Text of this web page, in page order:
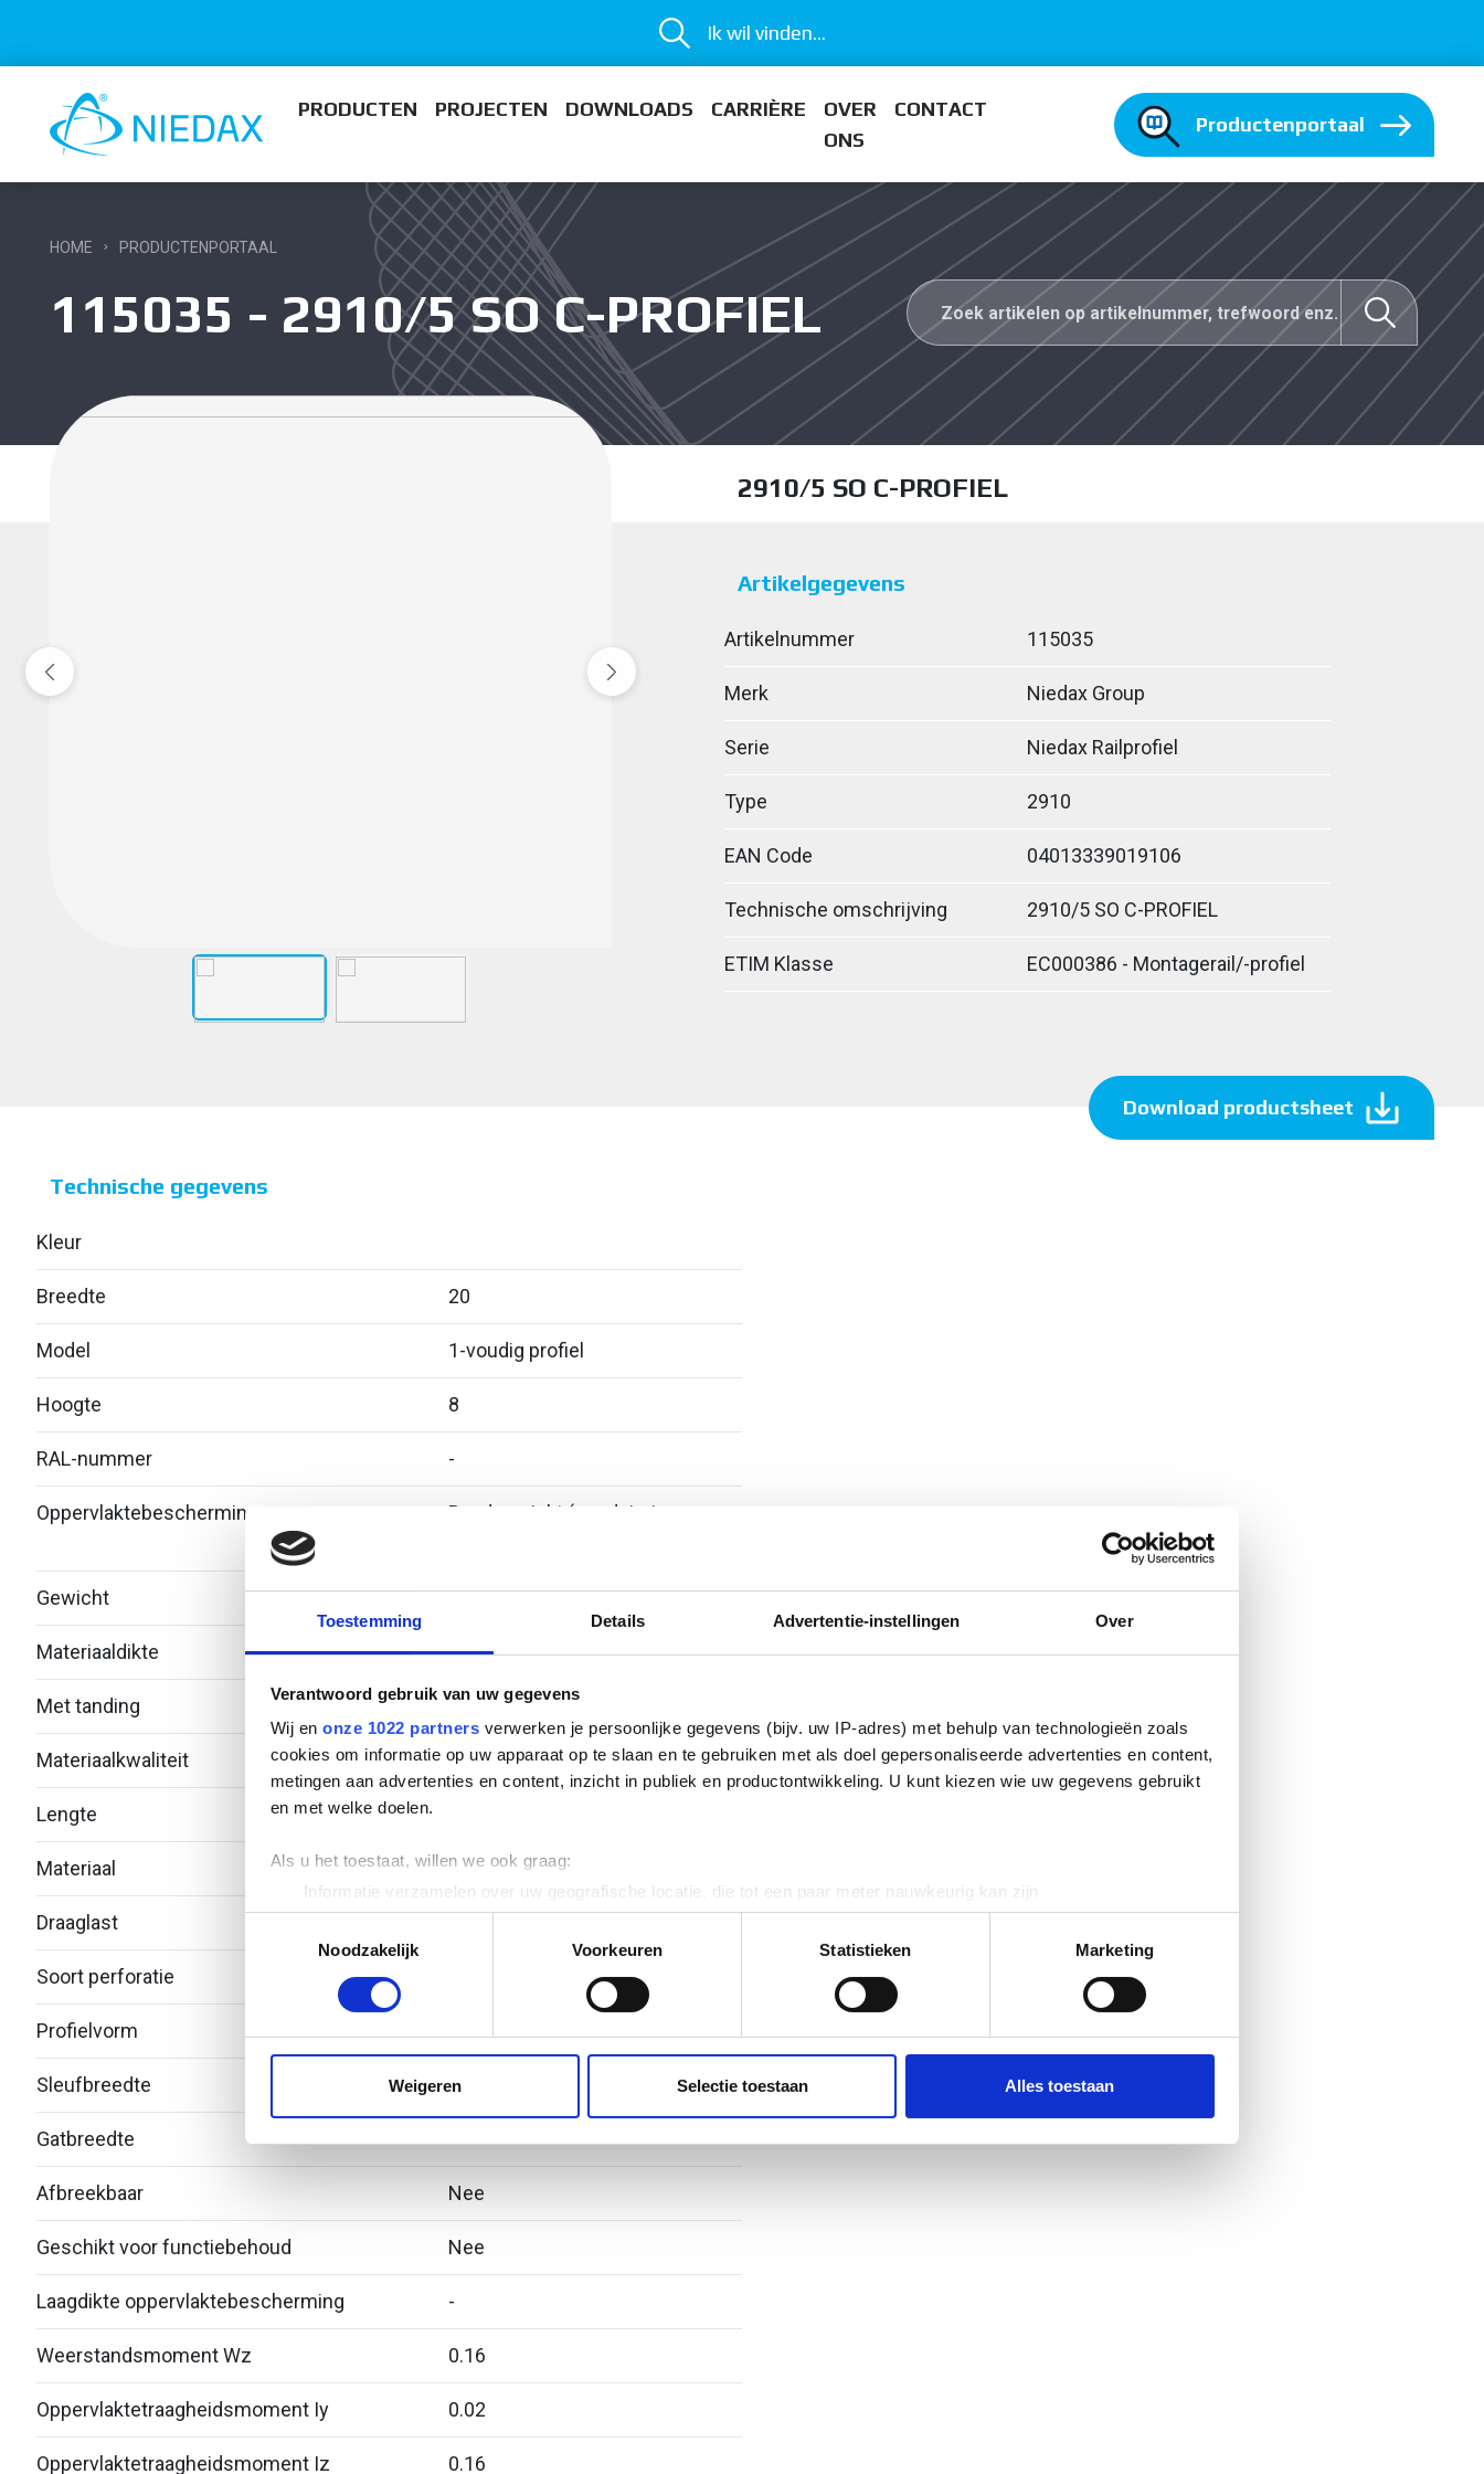
Toestemming Details Advertentie-instellingen Over
Verantwoord gebruik van uw gegevens
Wij en onze 1022 partners verwerken je persoonlijke gegevens (bijv. uw IP-adres) met behulp van technologieën zoals
cookies om informatie op uw apparaat op te slaan en te gebruiken met als doel gepersonaliseerde advertenties en content,
metingen aan advertenties en content, inzicht in publiek en productontwikkeling. U kunt kiezen wie uw gegevens gebruikt
en met welke doelen.
Als u het toestaat, willen we ook graag:
Informatie verzamelen over uw geografische locatie, die tot een paar meter nauwkeurig kan zijn
Uw apparaat identificeren door het actief te scannen op specifieke eigenschappen (fingerprinting)
Lees meer over hoe uw persoonlijke gegevens worden verwerkt en stel uw voorkeuren in het
detailgedeeltein. U kunt uw
toestemming op elk moment wijzigen of intrekken in de Cookieverklaring.
websiteverkeer te analyseren. Ook delen we informatie over uw gebruik van onze site met onze partners voor social
media, adverteren en analyse. Deze partners kunnen deze gegevens combineren met andere informatie die u aan ze heeft
Noodzakelijk
Voorkeuren Statistieken Marketing
Weigeren Selectie toestaan Alles toestaan
Ik wil vinden...
PRODUCTEN PROJECTEN DOWNLOADS CARRIÈRE
OVER
ONS
CONTACT
Productenportaal
HOME PRODUCTENPORTAAL
115035 - 2910/5 SO C-PROFIEL
2910/5 SO C-PROFIEL
Artikelgegevens
Artikelnummer 115035
Merk Niedax Group
Serie Niedax Railprofiel
Type 2910
EAN Code 04013339019106
Technische omschrijving 2910/5 SO C-PROFIEL
ETIM Klasse EC000386 - Montagerail/-profiel
Download productsheet
Technische gegevens
Kleur
Breedte 20
Model 1-voudig profiel
Hoogte 8
RAL-nummer -
Oppervlaktebescherming
Bandverzinkt (sendzimir
Gewicht 0.2355
Materiaaldikte 0.75
Met tanding Nee
Materiaalkwaliteit Overig
Lengte
Materiaal Staal
Draaglast
Soort perforatie
Profielvorm
Sleufbreedte 11
Gatbreedte -
Afbreekbaar Nee
Geschikt voor functiebehoud Nee
Laagdikte oppervlaktebescherming -
Weerstandsmoment Wz 0.16
Oppervlaktetraagheidsmoment Iy 0.02
Oppervlaktetraagheidsmoment Iz 0.16